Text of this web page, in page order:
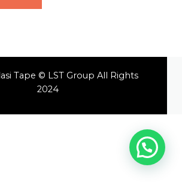
Tape © LST Group All Rights
2024